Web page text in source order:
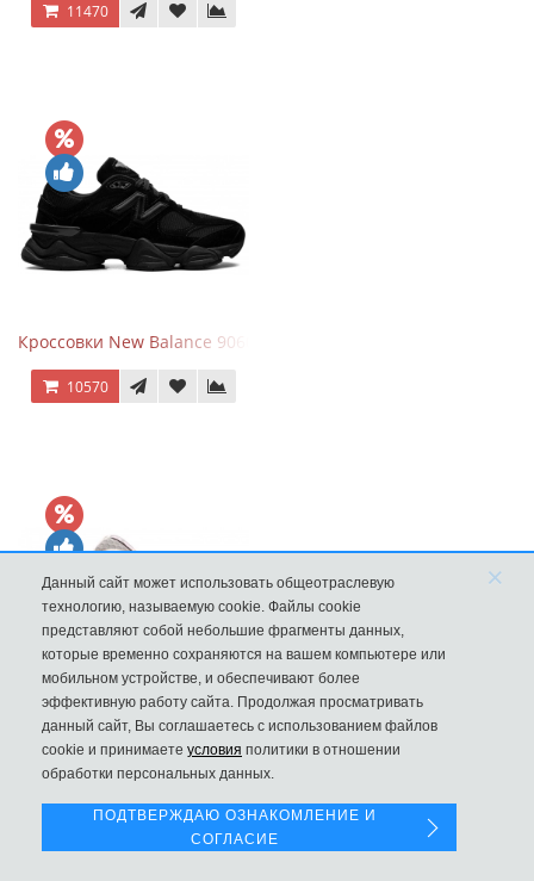
11470
Кроссовки New Balance 9060 Triple Black
10570
New Balance 1906R Fantomfit Ice Wine
Данный сайт может использовать общеотраслевую
технологию, называемую cookie. Файлы cookie
представляют собой небольшие фрагменты данных,
которые временно сохраняются на вашем компьютере или
мобильном устройстве, и обеспечивают более
эффективную работу сайта. Продолжая просматривать
данный сайт, Вы соглашаетесь с использованием файлов
cookie и принимаете условия политики в отношении
обработки персональных данных.
×
ПОДТВЕРЖДАЮ ОЗНАКОМЛЕНИЕ И
СОГЛАСИЕ